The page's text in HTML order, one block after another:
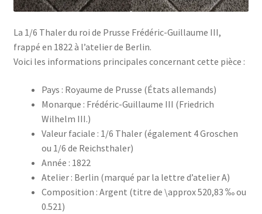
La 1/6 Thaler du roi de Prusse Frédéric-Guillaume III,
frappé en 1822 à l’atelier de Berlin.
Voici les informations principales concernant cette pièce :
Pays : Royaume de Prusse (États allemands)
Monarque : Frédéric-Guillaume III (Friedrich
Wilhelm III.)
Valeur faciale : 1/6 Thaler (également 4 Groschen
ou 1/6 de Reichsthaler)
Année : 1822
Atelier : Berlin (marqué par la lettre d’atelier A)
Composition : Argent (titre de \approx 520,83 ‰ ou
0.521)